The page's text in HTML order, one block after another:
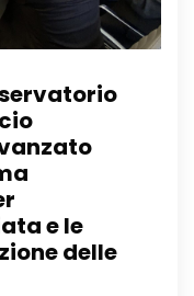
e le
delle